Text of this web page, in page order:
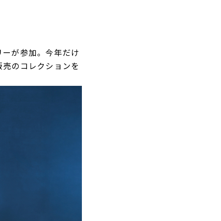
が参加。今年だけ
のコレクションを